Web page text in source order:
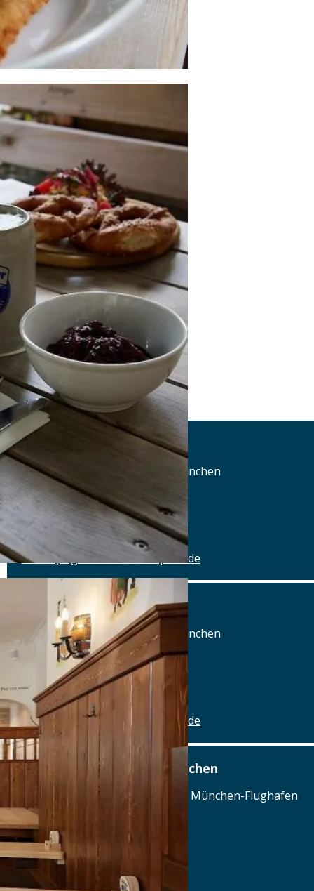
Ayinger am Rotkreuzplatz
Wendl-Dietrich-Str. 5, 80634 München
Tel.: Tel.: 089-95875091
Details
www.ayinger-am-rotkreuzplatz.de
Ayinger am Rotkreuzplatz
Wendl-Dietrich-Str. 5, 80634 München
Tel.: Tel.: 089-95875091
Details
www.ayinger-am-rotkreuzplatz.de
Airbräu am Flughafen München
Terminalstraße Mitte 18, 85356 München-Flughafen
Tel.: Tel.: 089 - 97593111
Details
www.airbraeu.de